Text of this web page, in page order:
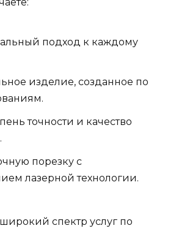
подход к каждому
изделие, созданное по
точности и качество
порезку с
лазерной технологии.
спектр услуг по